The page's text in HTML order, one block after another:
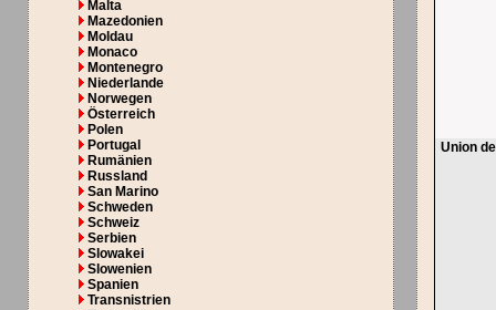
Malta
Mazedonien
Moldau
Monaco
Montenegro
Niederlande
Norwegen
Österreich
Polen
Portugal
Rumänien
Russland
San Marino
Schweden
Schweiz
Serbien
Slowakei
Slowenien
Spanien
Transnistrien
Union